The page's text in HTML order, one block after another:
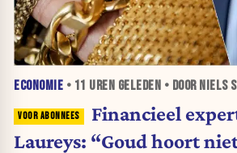
ECONOMIE • 11 UREN GELEDEN • DOOR NIELS
Financieel
Laureys: “Goud hoort